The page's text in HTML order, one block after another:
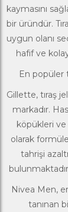
kaymasını
bir üründür.
uygun olanı
hafif ve
En popüler
Gillette, tıraş
markadır.
köpükleri ve
olarak
tahrişi
Nivea Men,
tanınan